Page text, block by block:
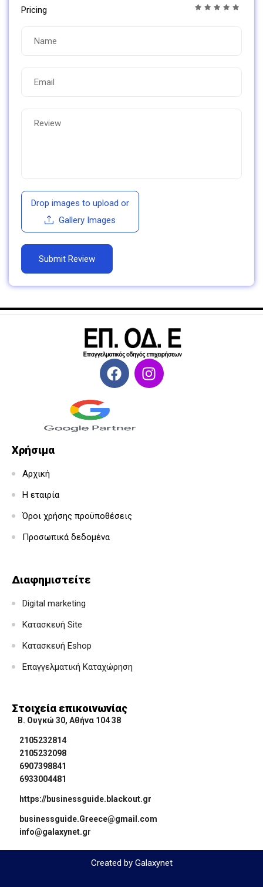
Pricing
Drop images to upload or
Gallery Images
Χρήσιμα
Αρχική
Η εταιρία
Όροι χρήσης προϋποθέσεις
Προσωπικά δεδομένα
Διαφημιστείτε
Digital marketing
Κατασκευή Site
Κατασκευή Eshop
Επαγγελματική Καταχώρηση
Στοιχεία επικοινωνίας
Β. Ουγκώ 30, Αθήνα 104 38
2105232814
2105232098
6907398841
6933004481
https://businessguide.blackout.gr
businessguide.Greece@gmail.com
info@galaxynet.gr
Created by Galaxynet